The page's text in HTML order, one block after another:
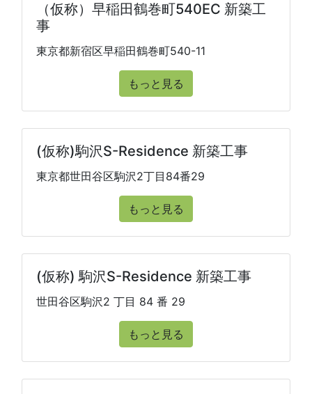
（仮称）早稲田鶴巻町540EC 新築工
事
東京都新宿区早稲田鶴巻町540-11
もっと見る
(仮称)駒沢S-Residence 新築工事
東京都世田谷区駒沢2丁目84番29
もっと見る
(仮称) 駒沢S-Residence 新築工事
世田谷区駒沢2 丁目 84 番 29
もっと見る